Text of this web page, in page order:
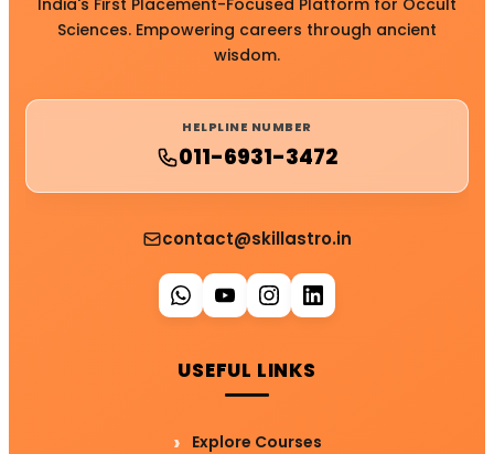
Sciences. Empowering careers through ancient
wisdom.
HELPLINE NUMBER
011-6931-3472
contact@skillastro.in
USEFUL LINKS
Explore Courses